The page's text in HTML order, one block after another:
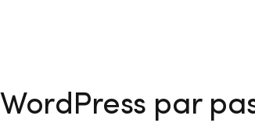
WordPress par